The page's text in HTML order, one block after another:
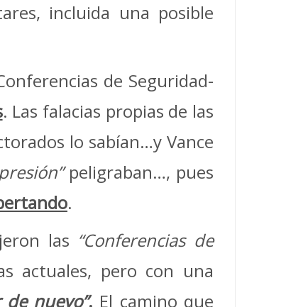
incluida una posible
de Seguridad-
. Las falacias propias de las
lo sabían…y Vance
peligraban…, pues
.
las “Conferencias de
actuales, pero con una
nuevo”. El camino que